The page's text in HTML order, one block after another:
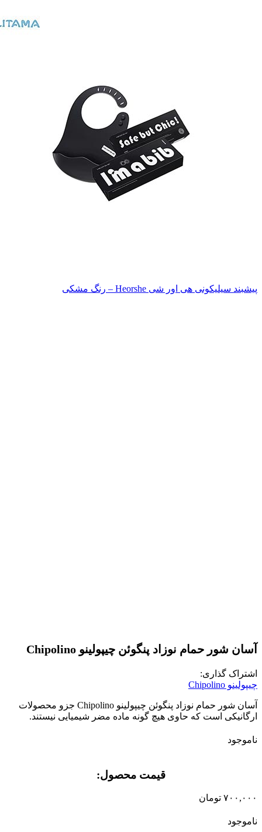
پیشبند سیلیکونی هی اور شی Heorshe – رنگ مشکی
آسان شور حمام نوزاد پنگوئن چیپولینو Chipolino
اشتراک گذاری:
چیپولینو Chipolino
آسان شور حمام نوزاد پنگوئن چیپولینو Chipolino جزو محصولات
ارگانیکی است که حاوی هیچ گونه ماده مضر شیمیایی نیستند.
ناموجود
قیمت محصول:​
۷۰۰,۰۰۰ تومان
ناموجود